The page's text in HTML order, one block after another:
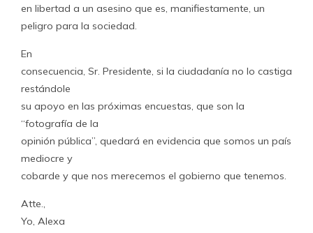
en libertad a un asesino que es, manifiestamente, un
peligro para la sociedad.
En
consecuencia, Sr. Presidente, si la ciudadanía no lo castiga
restándole
su apoyo en las próximas encuestas, que son la
“fotografía de la
opinión pública”, quedará en evidencia que somos un país
mediocre y
cobarde y que nos merecemos el gobierno que tenemos.
Atte.,
Yo, Alexa